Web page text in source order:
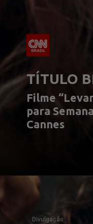
TÍTULO
Filme
para
Cannes
Divulgação